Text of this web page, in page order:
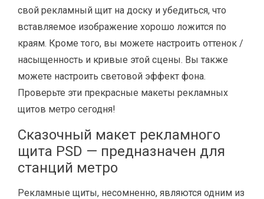
свой рекламный щит на доску и убедиться, что
вставляемое изображение хорошо ложится по
краям. Кроме того, вы можете настроить оттенок /
насыщенность и кривые этой сцены. Вы также
можете настроить световой эффект фона.
Проверьте эти прекрасные макеты рекламных
щитов метро сегодня!
Сказочный макет рекламного
щита PSD — предназначен для
станций метро
Рекламные щиты, несомненно, являются одним из